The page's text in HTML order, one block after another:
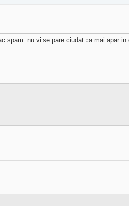
spam. nu vi se pare ciudat ca mai apar in